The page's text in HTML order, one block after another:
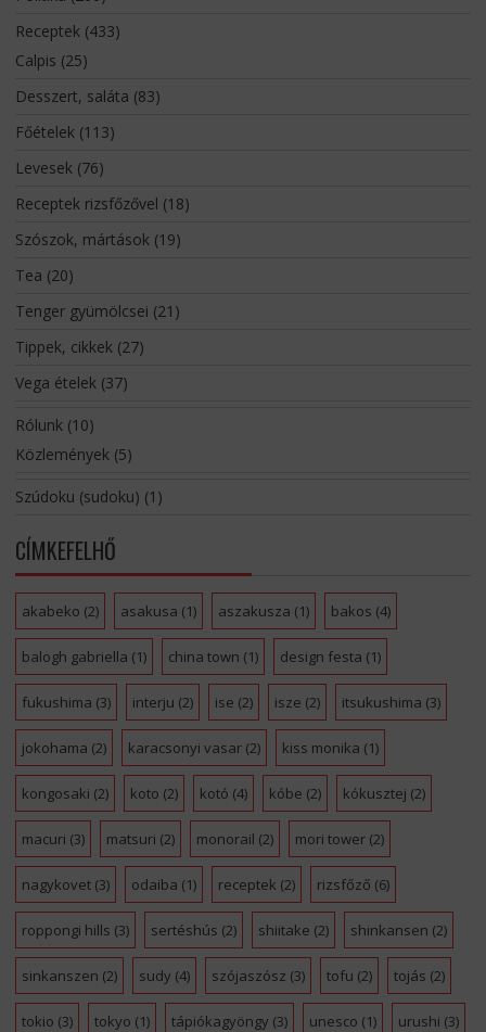
Receptek(433)
Calpis (25)
Desszert, saláta (83)
Főételek(113)
Levesek(76)
Receptek rizsfőzővel (18)
Szószok, mártások(19)
Tea (20)
Tenger gyümölcsei (21)
Tippek, cikkek(27)
Vega ételek(37)
Rólunk(10)
Közlemények(5)
Szúdoku (sudoku) (1)
CÍMKEFELHŐ
akabeko (2) asakusa (1) aszakusza (1) bakos (4)
balogh gabriella (1) china town (1) design festa (1)
fukushima (3) interju (2) ise (2) isze (2) itsukushima (3)
jokohama (2) karacsonyi vasar(2) kiss monika (1)
kongosaki (2) koto (2) kotó (4) kóbe (2) kókusztej (2)
macuri (3) matsuri (2) monorail (2) mori tower(2)
nagykovet(3) odaiba (1) receptek (2) rizsfőző (6)
roppongi hills (3) sertéshús (2) shiitake (2) shinkansen (2)
sinkanszen (2) sudy (4) szójaszósz (3) tofu (2) tojás (2)
tokio (3) tokyo (1) tápiókagyöngy (3) unesco (1) urushi (3)